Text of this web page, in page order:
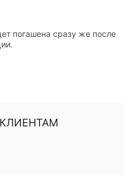
погашена сразу же после